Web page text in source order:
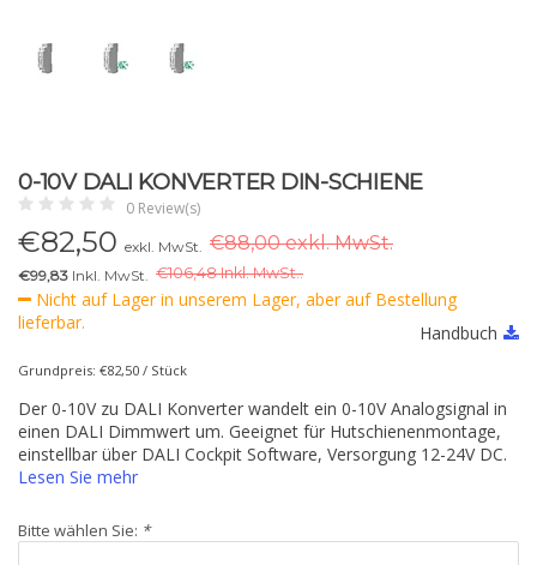
0-10V DALI KONVERTER DIN-SCHIENE
0 Review(s)
€82,50 exkl. MwSt. €88,00 exkl. MwSt.
€99,83 Inkl. MwSt. €106,48 Inkl. MwSt..
Nicht auf Lager in unserem Lager, aber auf Bestellung
lieferbar.
Handbuch
Grundpreis: €82,50 / Stück
Der 0-10V zu DALI Konverter wandelt ein 0-10V Analogsignal in
einen DALI Dimmwert um. Geeignet für Hutschienenmontage,
einstellbar über DALI Cockpit Software, Versorgung 12-24V DC.
Lesen Sie mehr
Bitte wählen Sie: *